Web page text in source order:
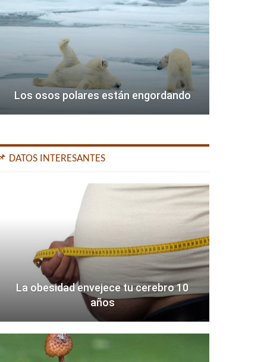
Los osos polares están engordando
DATOS INTERESANTES
La obesidad envejece tu cerebro 10
años